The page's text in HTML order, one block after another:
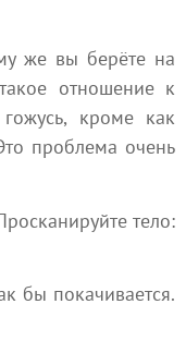
же вы берёте на
отношение к
кроме как
проблема очень
тело:
бы покачивается.